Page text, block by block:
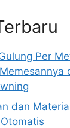
Per
dan